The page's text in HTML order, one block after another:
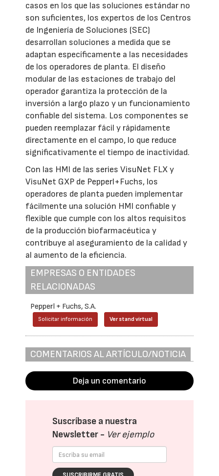
casos en los que las soluciones estándar no
son suficientes, los expertos de los Centros
de Ingeniería de Soluciones (SEC)
desarrollan soluciones a medida que se
adaptan específicamente a las necesidades
de los operadores de planta. El diseño
modular de las estaciones de trabajo del
operador garantiza la protección de la
inversión a largo plazo y un funcionamiento
confiable del sistema. Los componentes se
pueden reemplazar fácil y rápidamente
directamente en el campo, lo que reduce
significativamente el tiempo de inactividad.
Con las HMI de las series VisuNet FLX y
VisuNet GXP de Pepperl+Fuchs, los
operadores de planta pueden implementar
fácilmente una solución HMI confiable y
flexible que cumple con los altos requisitos
de la producción biofarmacéutica y
contribuye al aseguramiento de la calidad y
al aumento de la eficiencia.
EMPRESAS O ENTIDADES
RELACIONADAS
Pepperl + Fuchs, S.A.
Solicitar información Ver stand virtual
COMENTARIOS AL ARTÍCULO/NOTICIA
Deja un comentario
Suscríbase a nuestra
Newsletter - Ver ejemplo